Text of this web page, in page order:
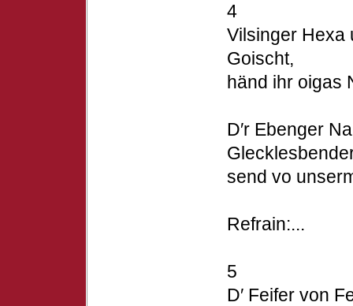
4
Vilsinger Hexa
Goischt,
händ ihr oigas
D′r Ebenger
send vo
Refrain:...
5
D′ Feifer von